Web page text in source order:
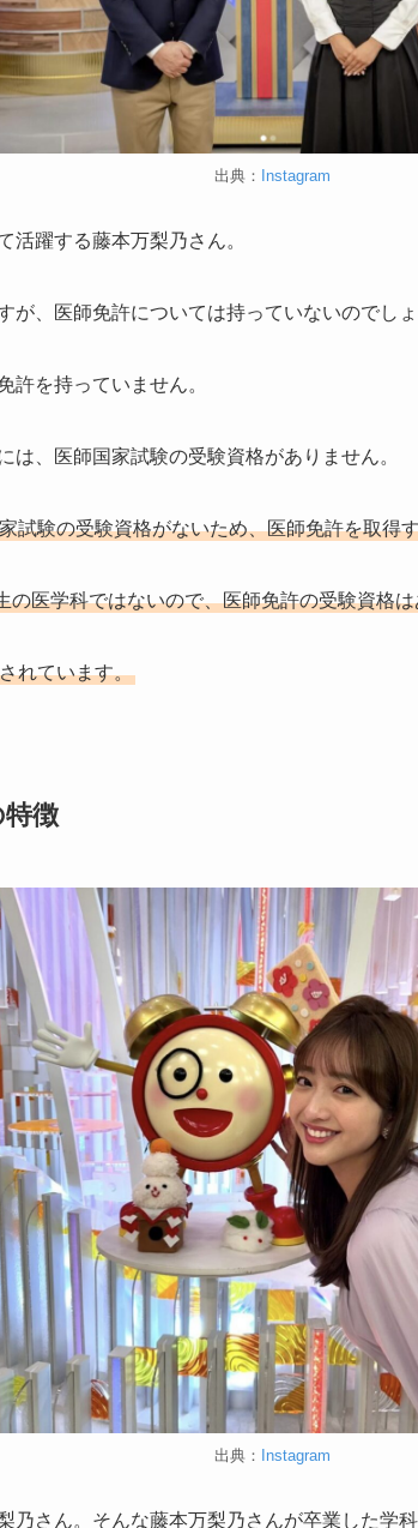
出典： Instagram
活躍する藤本万梨乃さん。
が、医師免許については持っていないのでしょ
許を持っていません。
は、医師国家試験の受験資格がありません。
試験の受験資格がないため、医師免許を取得
の医学科ではないので、医師免許の受験資格
れています。
徴
出典： Instagram
乃さん。そんな藤本万梨乃さんが卒業した学